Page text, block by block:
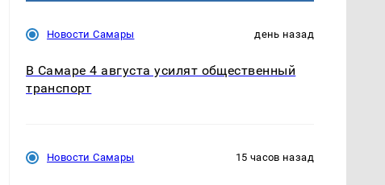
Новости Самары день назад
В Самаре 4 августа усилят общественный
транспорт
Новости Самары 15 часов назад